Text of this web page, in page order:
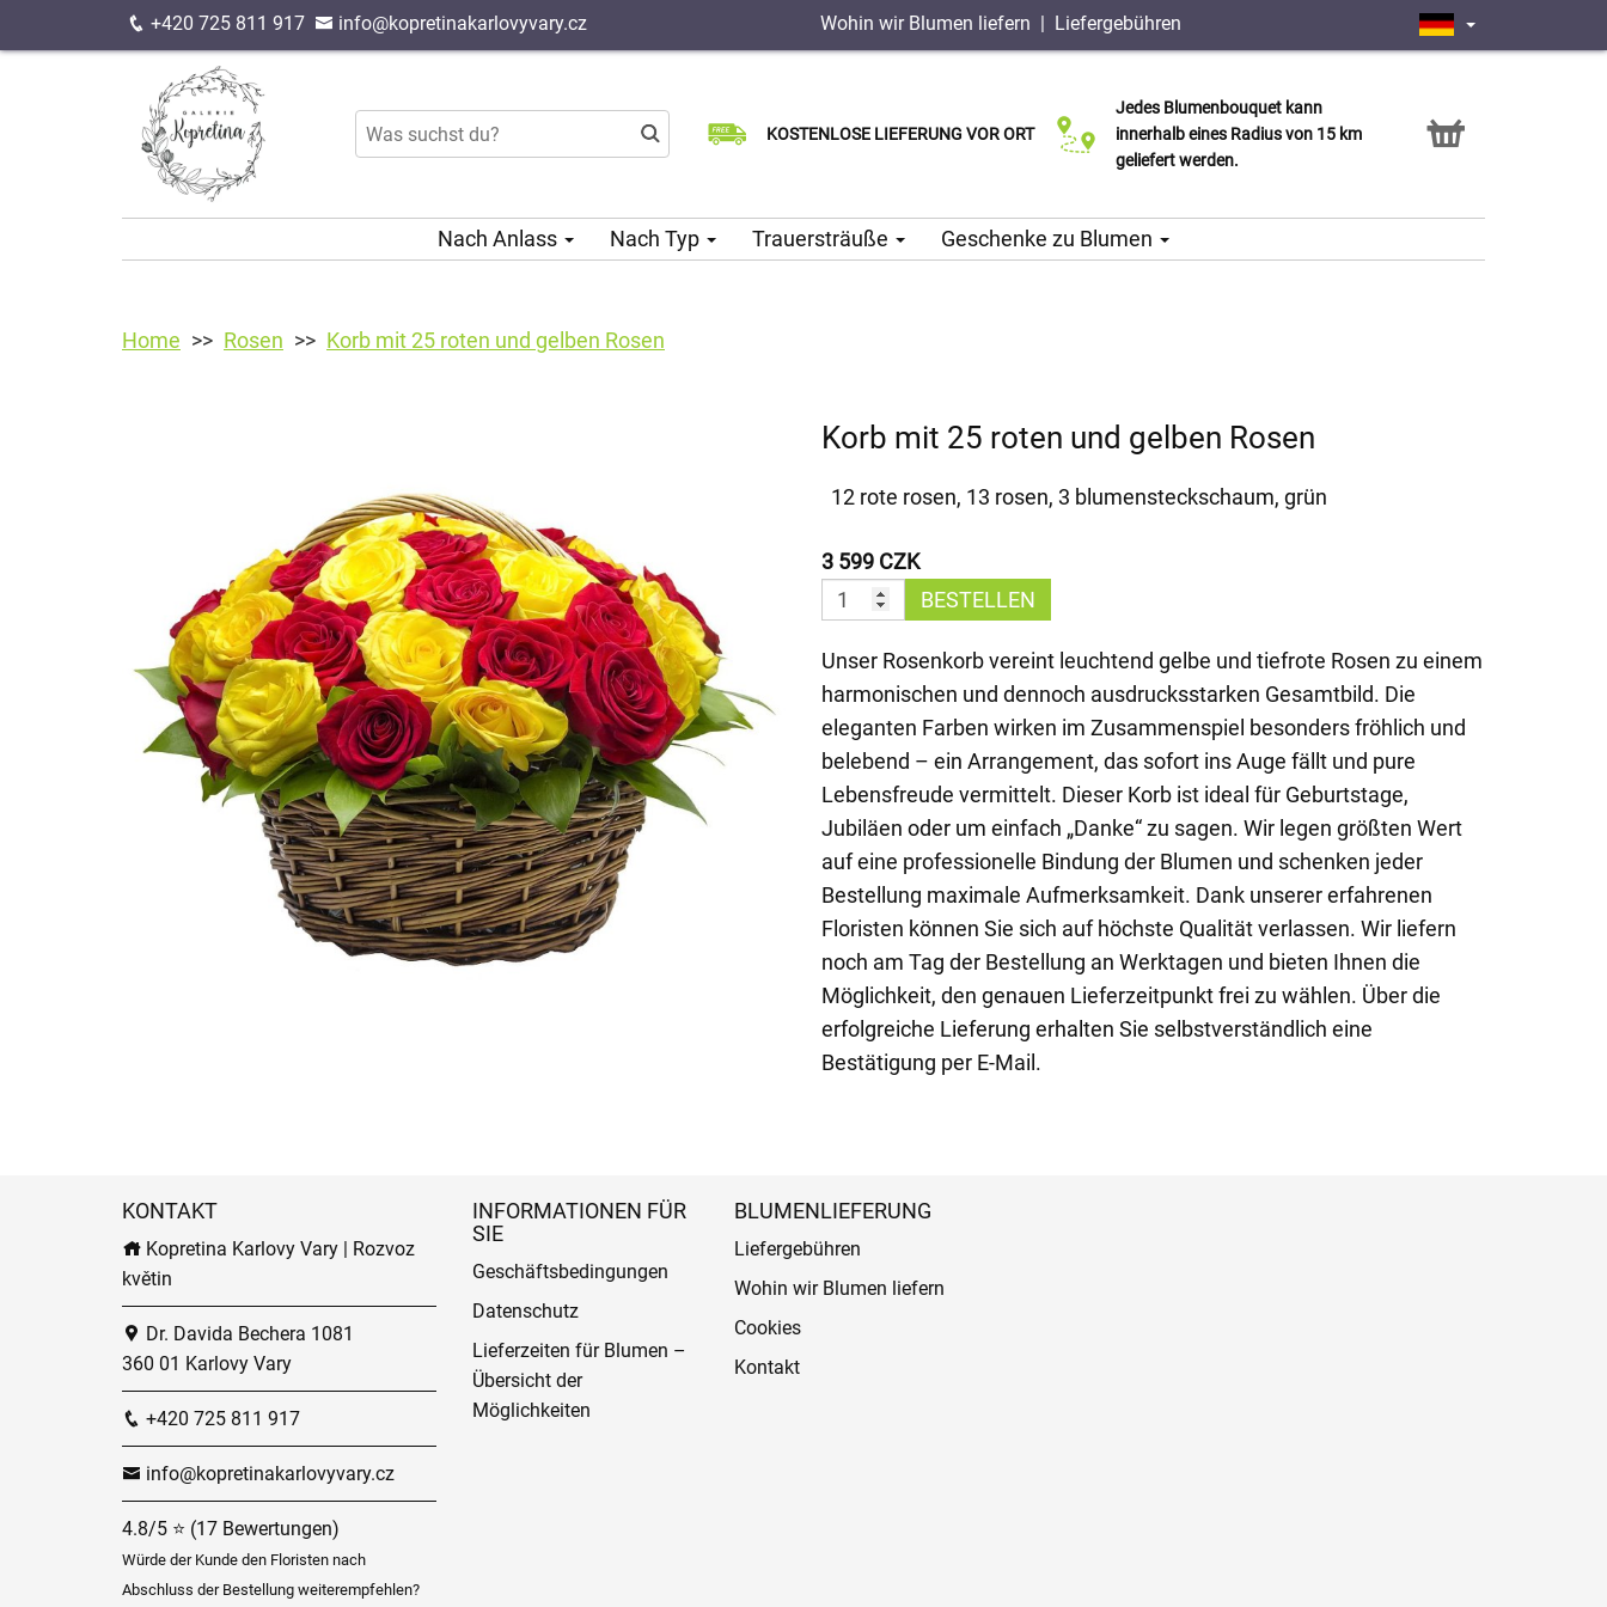
+420 725 811 917 info@kopretinakarlovyvary.cz Wohin wir Blumen liefern | Liefergebühren
KOSTENLOSE LIEFERUNG VOR ORT
Lieferung am selben Tag möglich
Wählen Sie Ihr Lieferdatum
Jedes Blumenbouquet kann
innerhalb eines Radius von 15 km
geliefert werden.
Click & Collect Service
Nach Anlass Nach Typ Trauersträuße Geschenke zu Blumen
Home Rosen Korb mit 25 roten und gelben Rosen
Korb mit 25 roten und gelben Rosen
12 rote rosen, 13 rosen, 3 blumensteckschaum, grün
3 599 CZK
BESTELLEN
Unser Rosenkorb vereint leuchtend gelbe und tiefrote Rosen zu einem
harmonischen und dennoch ausdrucksstarken Gesamtbild. Die
eleganten Farben wirken im Zusammenspiel besonders fröhlich und
belebend – ein Arrangement, das sofort ins Auge fällt und pure
Lebensfreude vermittelt. Dieser Korb ist ideal für Geburtstage,
Jubiläen oder um einfach „Danke“ zu sagen. Wir legen größten Wert
auf eine professionelle Bindung der Blumen und schenken jeder
Bestellung maximale Aufmerksamkeit. Dank unserer erfahrenen
Floristen können Sie sich auf höchste Qualität verlassen. Wir liefern
noch am Tag der Bestellung an Werktagen und bieten Ihnen die
Möglichkeit, den genauen Lieferzeitpunkt frei zu wählen. Über die
erfolgreiche Lieferung erhalten Sie selbstverständlich eine
Bestätigung per E-Mail.
KONTAKT
Kopretina Karlovy Vary | Rozvoz
květin
Dr. Davida Bechera 1081
360 01 Karlovy Vary
+420 725 811 917
info@kopretinakarlovyvary.cz
4.8/5 ⭐ (17 Bewertungen)
Würde der Kunde den Floristen nach
Abschluss der Bestellung weiterempfehlen?
INFORMATIONEN FÜR
SIE
Geschäftsbedingungen
Datenschutz
Lieferzeiten für Blumen –
Übersicht der
Möglichkeiten
BLUMENLIEFERUNG
Liefergebühren
Wohin wir Blumen liefern
Cookies
Kontakt